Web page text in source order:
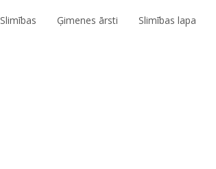
Slimības Ģimenes ārsti Slimības lapa